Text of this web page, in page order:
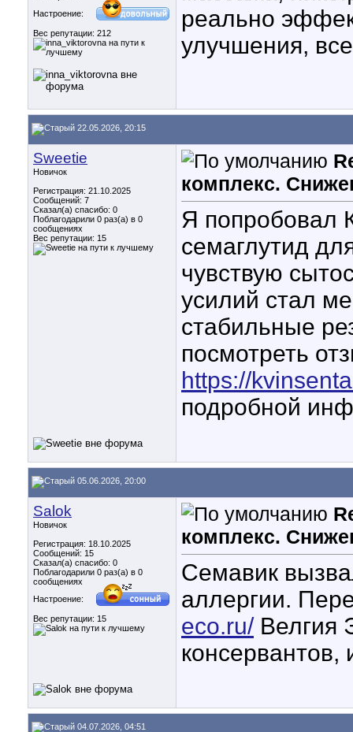
Настроение:
Вес репутации: 212
реально
улучшения,
22.05.2026, 20:15
Sweetie
Новичок
Регистрация: 21.10.2025
Сообщений: 7
Сказал(а) спасибо: 0
Поблагодарили 0 раз(а) в 0
сообщениях
Вес репутации: 15
комплекс.
Я попробовал
семаглутид
чувствую
усилий стал
стабильные
посмотреть
https://
подробной
05.06.2026, 20:00
Salok
Новичок
Регистрация: 18.10.2025
Сообщений: 15
Сказал(а) спасибо: 0
Поблагодарили 0 раз(а) в 0
сообщениях
Настроение:
Вес репутации: 15
комплекс.
Семавик
аллергии.
eco.ru/Велгия
консервантов,
04.07.2026, 04:51